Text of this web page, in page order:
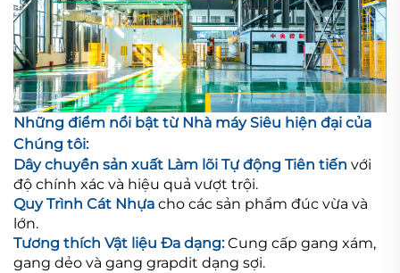
Những điểm nổi bật từ Nhà máy Siêu hiện đại của
Chúng tôi:
Dây chuyền sản xuất Làm lõi Tự động Tiên tiến với
độ chính xác và hiệu quả vượt trội.
Quy Trình Cát Nhựa cho các sản phẩm đúc vừa và
lớn.
Tương thích Vật liệu Đa dạng:Cung cấp gang xám,
gang dẻo và gang grapdit dạng sợi.